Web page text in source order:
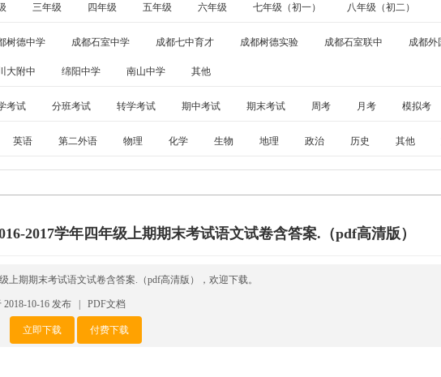
三年级 四年级 五年级 六年级 七年级（初一） 八年级（初二）
树德中学 成都石室中学 成都七中育才 成都树德实验 成都石室联中 成都外
大附中 绵阳中学 南山中学 其他
考试 分班考试 转学考试 期中考试 期末考试 周考 月考 模拟考
英语 第二外语 物理 化学 生物 地理 政治 历史 其他
2017学年四年级上期期末考试语文试卷含答案.（pdf高清版）
上期期末考试语文试卷含答案.（pdf高清版），欢迎下载。
2018-10-16 发布 | PDF文档
立即下载 付费下载